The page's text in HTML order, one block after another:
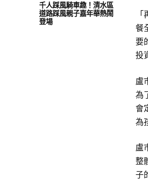
千人踩風騎車趣！清水區
道路踩風親子嘉年華熱鬧
登場
餐
要
投
盧
為
會
為
盧
整
子